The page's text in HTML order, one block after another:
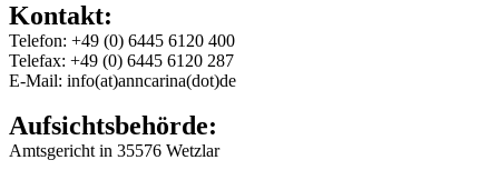
Kontakt:
Telefon: +49 (0) 6445 6120 400
Telefax: +49 (0) 6445 6120 287
E-Mail: info(at)anncarina(dot)de
Aufsichtsbehörde:
Amtsgericht in 35576 Wetzlar